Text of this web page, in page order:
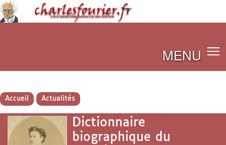
MENU
Accueil Actualités
Dictionnaire
biographique du